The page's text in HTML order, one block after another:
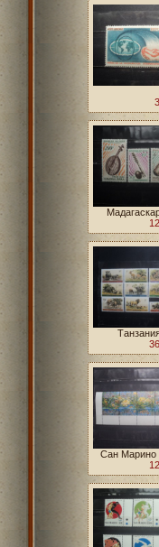
Сан Марино